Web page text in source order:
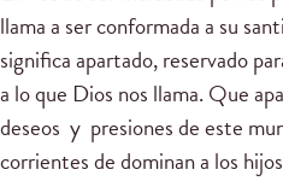
llama a ser conformada a su
significa apartado, reservado
a lo que Dios nos llama. Que
deseos y presiones de este
corrientes de dominan a los